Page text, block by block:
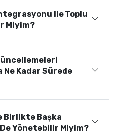
Ile Toplu
Miyim?
Ne Kadar Sürede
Birlikte Başka
Yönetebilir Miyim?